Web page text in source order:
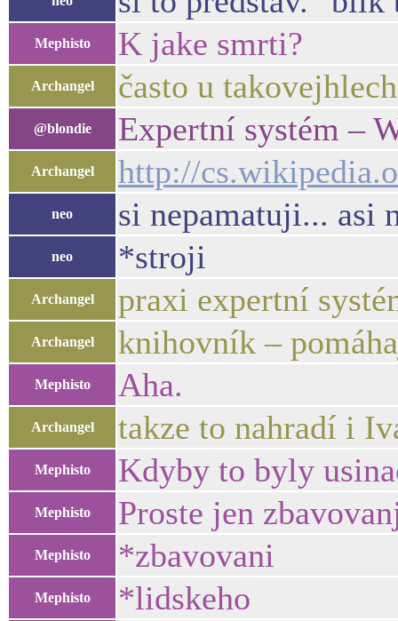
Mephisto K jake smrti?
Archangel často u
@blondie Expertní systém –
Archangel http://
neo si nepamatuji... asi
neo *stroji
Archangel praxi expertní
Archangel knihovník –
Mephisto Aha.
Archangel takze to nahradí i
Mephisto Kdyby to byly
Mephisto Proste jen
Mephisto *zbavovani
Mephisto *lidskeho